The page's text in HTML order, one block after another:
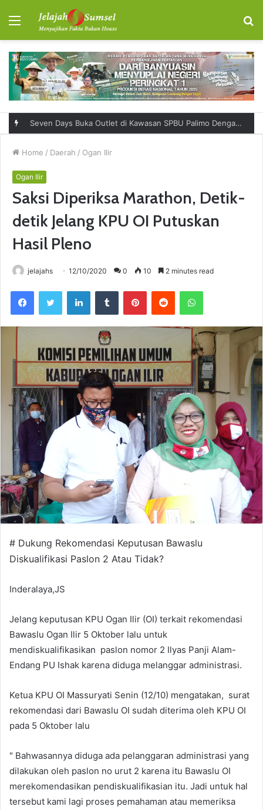
Menu
Seven Days Buka Outlet di Kawasan SPBU Palimo Dengan Konsep One Stop Hangout Destination
Home / Daerah / Ogan Ilir
Ogan Ilir
Saksi Diperiksa Marathon, Detik-
detik Jelang KPU OI Putuskan
Hasil Pleno
jelajahs 12/10/2020 0 10 2 minutes read
# Dukung Rekomendasi Keputusan Bawaslu
Diskualifikasi Paslon 2 Atau Tidak?
Inderalaya,JS
Jelang keputusan KPU Ogan Ilir (OI) terkait rekomendasi
Bawaslu Ogan Ilir 5 Oktober lalu untuk
mendiskualifikasikan paslon nomor 2 Ilyas Panji Alam-
Endang PU Ishak karena diduga melanggar administrasi.
Ketua KPU OI Massuryati Senin (12/10) mengatakan, surat
rekomendasi dari Bawaslu OI sudah diterima oleh KPU OI
pada 5 Oktober lalu
" Bahwasannya diduga ada pelanggaran administrasi yang
dilakukan oleh paslon no urut 2 karena itu Bawaslu OI
merekomendasikan pendiskualifikasian itu. Jadi untuk hal
tersebut kami lagi proses pemahaman atau memeriksa